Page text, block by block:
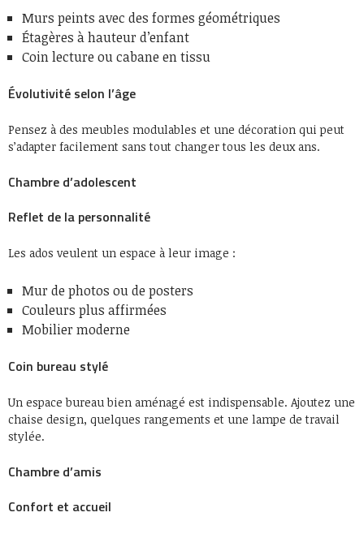
Murs peints avec des formes géométriques
Étagères à hauteur d’enfant
Coin lecture ou cabane en tissu
Évolutivité selon l’âge
Pensez à des meubles modulables et une décoration qui peut
s’adapter facilement sans tout changer tous les deux ans.
Chambre d’adolescent
Reflet de la personnalité
Les ados veulent un espace à leur image :
Mur de photos ou de posters
Couleurs plus affirmées
Mobilier moderne
Coin bureau stylé
Un espace bureau bien aménagé est indispensable. Ajoutez une
chaise design, quelques rangements et une lampe de travail
stylée.
Chambre d’amis
Confort et accueil